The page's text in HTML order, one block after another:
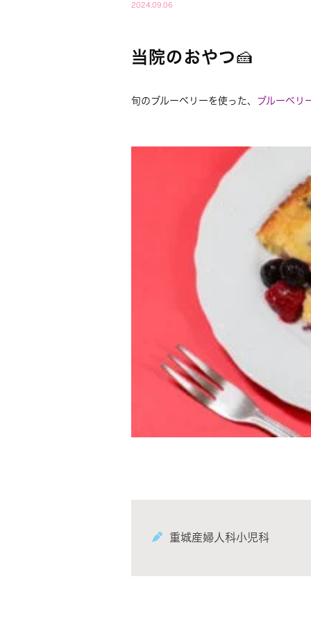
2024.09.06
当院のおやつ🍰
旬のブルーベリーを使った、 ブルーベリ
重城産婦人科小児科